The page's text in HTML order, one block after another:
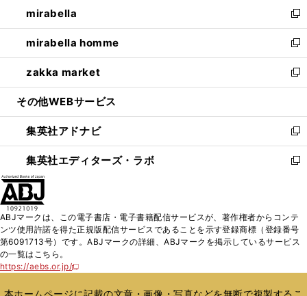
く
で
開
く
ド
ウ
で
開
く
ィ
ン
ド
ウ
で
開
い
ウ
ィ
ン
ド
ウ
開
く
mirabella
新
し
い
ウ
ィ
ン
ウ
で
開
く
mirabella homme
新
し
い
ウ
ン
ド
ウ
で
zakka market
新
し
ウ
ィ
ン
ド
く
その他WEBサービス
集英社アドナビ
新
し
い
ド
ウ
で
集英社エディターズ・ラボ
新
ィ
ン
ド
開
ABJマークは、この電子書店・電子書籍配信サービスが、著作権者からコンテ
ンツ使用許諾を得た正規版配信サービスであることを示す登録商標（登録番号
第6091713号）です。ABJマークの詳細、ABJマークを掲示しているサービス
の一覧はこちら。
https://aebs.or.jp/
新
い